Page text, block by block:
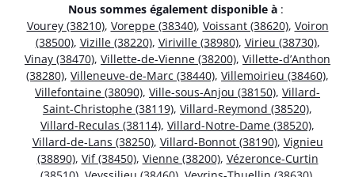
Nous sommes également disponible à :
Vourey (38210), Voreppe (38340), Voissant (38620), Voiron
(38500), Vizille (38220), Viriville (38980), Virieu (38730),
Vinay (38470), Villette-de-Vienne (38200), Villette-d’Anthon
(38280), Villeneuve-de-Marc (38440), Villemoirieu (38460),
Villefontaine (38090), Ville-sous-Anjou (38150), Villard-
Saint-Christophe (38119), Villard-Reymond (38520),
Villard-Reculas (38114), Villard-Notre-Dame (38520),
Villard-de-Lans (38250), Villard-Bonnot (38190), Vignieu
(38890), Vif (38450), Vienne (38200), Vézeronce-Curtin